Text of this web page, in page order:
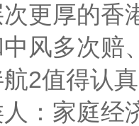
更厚的香
风多次赔
2值得认
：家庭经